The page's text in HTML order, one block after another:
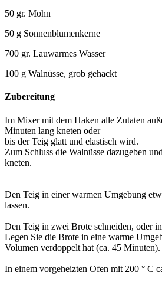
50 gr. Mohn
50 g Sonnenblumenkerne
700 gr. Lauwarmes Wasser
100 g Walnüsse, grob gehackt
Zubereitung
Im Mixer mit dem Haken alle Zutaten
Minuten lang kneten oder
bis der Teig glatt und elastisch wird.
Zum Schluss die Walnüsse dazugeben
kneten.
Den Teig in einer warmen Umgebung
lassen.
Den Teig in zwei Brote schneiden, oder
Legen Sie die Brote in eine warme
Volumen verdoppelt hat (ca. 45 Minuten).
In einem vorgeheizten Ofen mit 200 ° C